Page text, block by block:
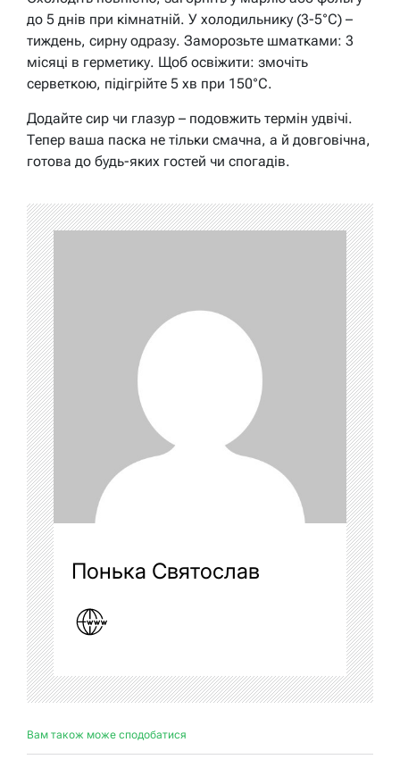
до 5 днів при кімнатній. У холодильнику (3-5°C) –
тиждень, сирну одразу. Заморозьте шматками: 3
місяці в герметику. Щоб освіжити: змочіть
серветкою, підігрійте 5 хв при 150°C.
Додайте сир чи глазур – подовжить термін удвічі.
Тепер ваша паска не тільки смачна, а й довговічна,
готова до будь-яких гостей чи спогадів.
Понька Святослав
Вам також може сподобатися